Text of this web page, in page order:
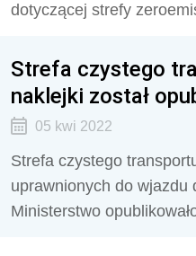
dotyczącej strefy
Strefa czystego
naklejki został
05 kwi 2022
Strefa czystego
uprawnionych do wjazdu
Ministerstwo